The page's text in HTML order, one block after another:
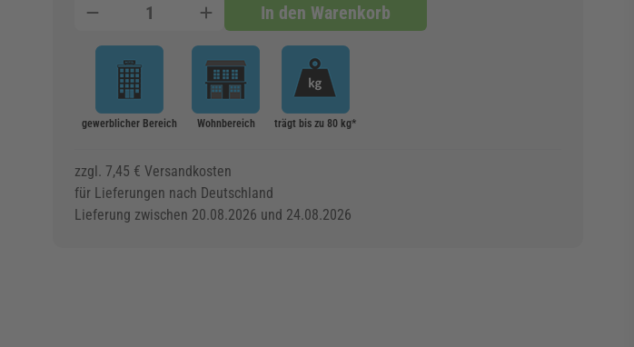
In den Warenkorb
gewerblicher Bereich Wohnbereich trägt bis zu 80 kg*
zzgl. 7,45 € Versandkosten
für Lieferungen nach Deutschland
Lieferung zwischen 20.08.2026 und 24.08.2026